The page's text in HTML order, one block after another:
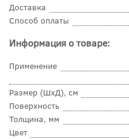
Доставка
Способ оплаты
Информация о товаре:
Применение
Размер (ШхД), см
Поверхность
Толщина, мм
Цвет